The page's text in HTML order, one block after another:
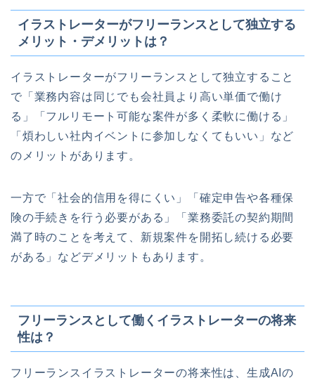
イラストレーターがフリーランスとして独立する
メリット・デメリットは？
イラストレーターがフリーランスとして独立すること
で「業務内容は同じでも会社員より高い単価で働け
る」「フルリモート可能な案件が多く柔軟に働ける」
「煩わしい社内イベントに参加しなくてもいい」など
のメリットがあります。
一方で「社会的信用を得にくい」「確定申告や各種保
険の手続きを行う必要がある」「業務委託の契約期間
満了時のことを考えて、新規案件を開拓し続ける必要
がある」などデメリットもあります。
フリーランスとして働くイラストレーターの将来
性は？
フリーランスイラストレーターの将来性は、生成AIの